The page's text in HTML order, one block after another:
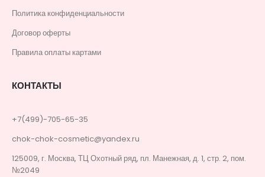
Политика конфиденциальности
Договор оферты
Правила оплаты картами
КОНТАКТЫ
+7(499)-705-65-35
chok-chok-cosmetic@yandex.ru
125009, г. Москва, ТЦ Охотный ряд, пл. Манежная, д. 1, стр. 2, пом.
№2049